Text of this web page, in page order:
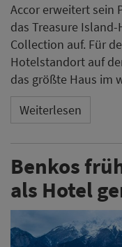
Accor erweitert sein
das Treasure
Collection auf. Für
Hotelstandort auf
das größte Haus im
Weiterlesen
Benkos
als Hotel